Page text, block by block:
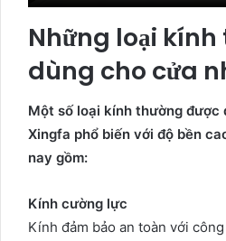
Những loại kính
dùng cho cửa
Một số loại kính thường được
Xingfa phổ biến với độ bền
nay gồm:
Kính cường lực
Kính đảm bảo an toàn với